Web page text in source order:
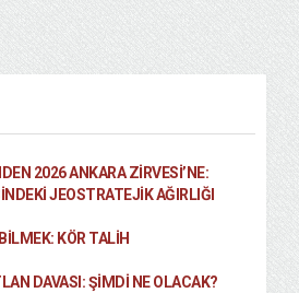
2026 ANKARA ZIRVESI’NE:
JEOSTRATEJIK AĞIRLIĞI
KÖR TALIH
DAVASI: ŞİMDİ NE OLACAK?